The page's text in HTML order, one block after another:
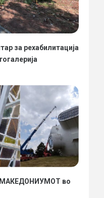
за рехабилитација
МАКЕДОНИУМОТ во